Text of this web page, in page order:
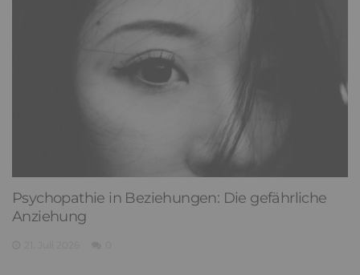
Psychopathie in Beziehungen: Die gefährliche
Anziehung